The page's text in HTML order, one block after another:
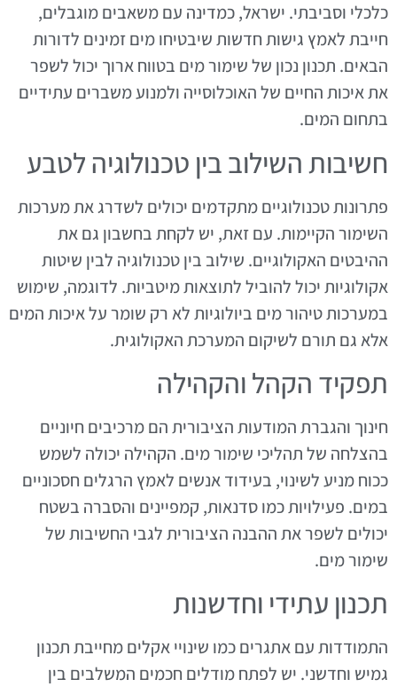
כלכלי וסביבתי. ישראל, כמדינה עם משאבים מוגבלים,
חייבת לאמץ גישות חדשות שיבטיחו מים זמינים לדורות
הבאים. תכנון נכון של שימור מים בטווח ארוך יכול לשפר
את איכות החיים של האוכלוסייה ולמנוע משברים עתידיים
בתחום המים.
חשיבות השילוב בין טכנולוגיה לטבע
פתרונות טכנולוגיים מתקדמים יכולים לשדרג את מערכות
השימור הקיימות. עם זאת, יש לקחת בחשבון גם את
ההיבטים האקולוגיים. שילוב בין טכנולוגיה לבין שיטות
אקולוגיות יכול להוביל לתוצאות מיטביות. לדוגמה, שימוש
במערכות טיהור מים ביולוגיות לא רק שומר על איכות המים
אלא גם תורם לשיקום המערכת האקולוגית.
תפקיד הקהל והקהילה
חינוך והגברת המודעות הציבורית הם מרכיבים חיוניים
בהצלחה של תהליכי שימור מים. הקהילה יכולה לשמש
ככוח מניע לשינוי, בעידוד אנשים לאמץ הרגלים חסכוניים
במים. פעילויות כמו סדנאות, קמפיינים והסברה בשטח
יכולים לשפר את ההבנה הציבורית לגבי החשיבות של
שימור מים.
תכנון עתידי וחדשנות
התמודדות עם אתגרים כמו שינויי אקלים מחייבת תכנון
גמיש וחדשני. יש לפתח מודלים חכמים המשלבים בין